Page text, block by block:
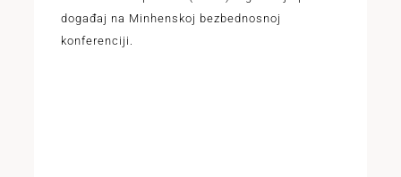
događaj na Minhenskoj bezbednosnoj
konferenciji.